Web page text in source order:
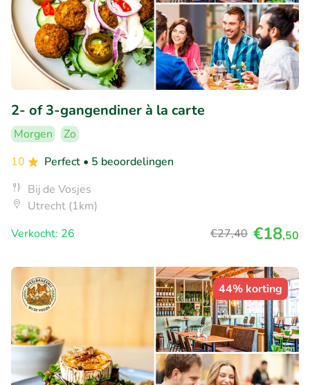
2- of 3-gangendiner à la carte
Morgen
Zo
10
Perfect • 5 beoordelingen
Bij de Vosjes
Utrecht (1km)
Verkocht: 26
€27,40 €18,50
44% korting